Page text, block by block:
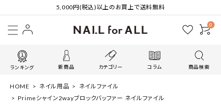
5,000円(税込)以上のお買上で送料無料
0
ランキング 新商品 カテゴリー コラム 商品検索
HOME ネイル用品
ネイルファイル
Primeシャイン2wayブロックバッファー ネイルファイル